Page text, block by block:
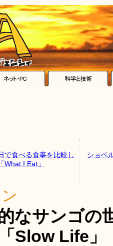
で食べる食事を比較し
What I Eat」
ショベ
なサンゴの
Slow Life」